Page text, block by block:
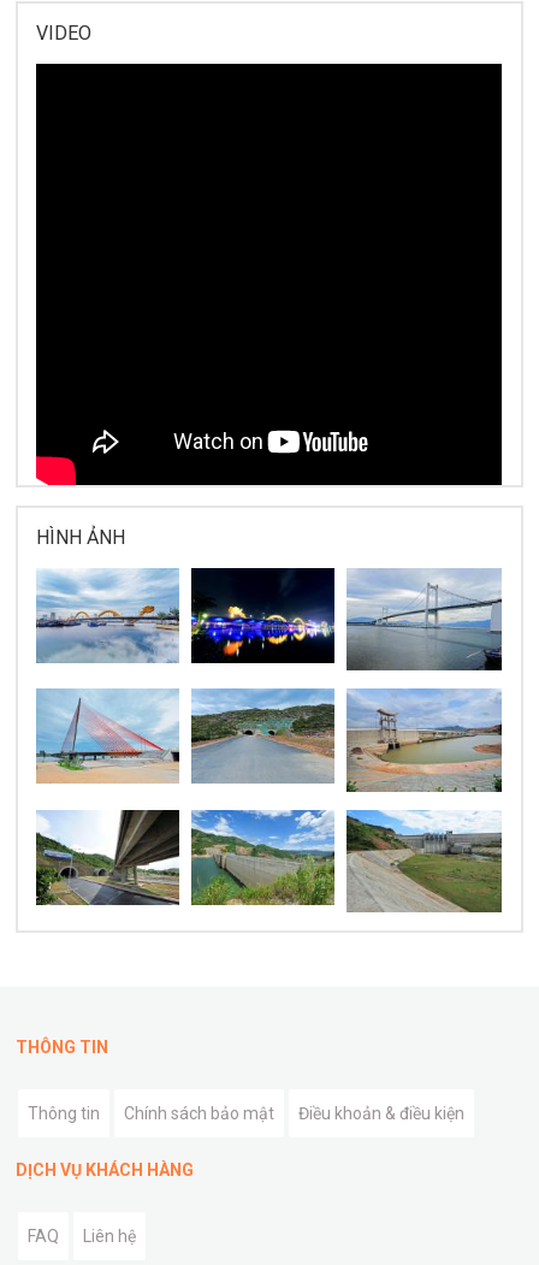
VIDEO
HÌNH ẢNH
THÔNG TIN
Thông tin Chính sách bảo mật Điều khoản & điều kiện
DỊCH VỤ KHÁCH HÀNG
FAQ Liên hệ